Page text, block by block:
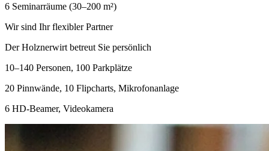
6 Seminarräume (30–200 m²)
Wir sind Ihr flexibler Partner
Der Holznerwirt betreut Sie persönlich
10–140 Personen, 100 Parkplätze
20 Pinnwände, 10 Flipcharts, Mikrofonanlage
6 HD-Beamer, Videokamera